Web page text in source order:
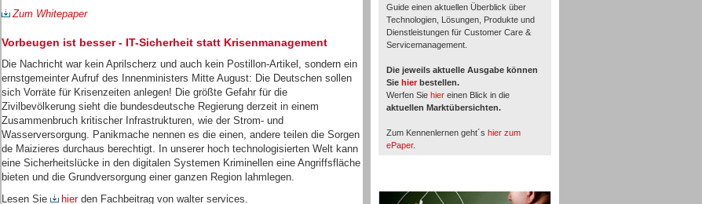
Zum Whitepaper
Vorbeugen ist besser - IT-Sicherheit statt Krisenmanagement
Die Nachricht war kein Aprilscherz und auch kein Postillon-Artikel, sondern ein
ernstgemeinter Aufruf des Innenministers Mitte August: Die Deutschen sollen
sich Vorräte für Krisenzeiten anlegen! Die größte Gefahr für die
Zivilbevölkerung sieht die bundesdeutsche Regierung derzeit in einem
Zusammenbruch kritischer Infrastrukturen, wie der Strom- und
Wasserversorgung. Panikmache nennen es die einen, andere teilen die Sorgen
de Maizieres durchaus berechtigt. In unserer hoch technologisierten Welt kann
eine Sicherheitslücke in den digitalen Systemen Kriminellen eine Angriffsfläche
bieten und die Grundversorgung einer ganzen Region lahmlegen.
Lesen Sie
hierden Fachbeitrag von walter services.
Guide einen aktuellen Überblick über
Technologien, Lösungen, Produkte und
Dienstleistungen für Customer Care &
Servicemanagement.
Die jeweils aktuelle Ausgabe können
Sie hier bestellen.
Werfen Sie hier einen Blick in die
aktuellen Marktübersichten.
Zum Kennenlernen geht´s hier zum
ePaper.